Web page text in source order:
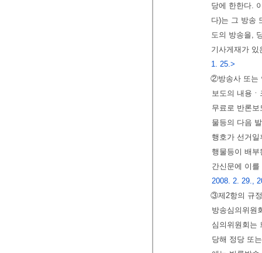
당에 한한다.
다)는 그 방송
도의 방송을,
기사게재가
1. 25.>
②방송사 또는
보도의 내용
무료로 반론
물등의 다음
행호가 선거
행물등이 배
간신문에 이
2008. 2. 29.,
③제2항의 규
방송심의위원
심의위원회는
당해 정당 또